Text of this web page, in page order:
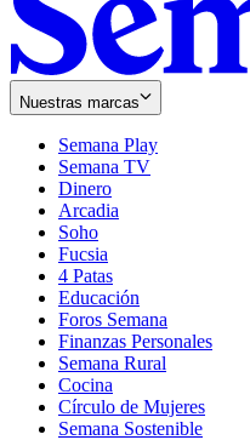
Nuestras marcas
Semana Play
Semana TV
Dinero
Arcadia
Soho
in
new
window
Fucsia
in
new
window
4 Patas
Educación
Foros Semana
Finanzas Personales
Semana Rural
Cocina
Círculo de Mujeres
Semana Sostenible